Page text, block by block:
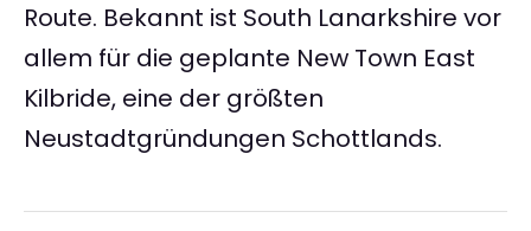
Route. Bekannt ist South Lanarkshire vor
allem für die geplante New Town East
Kilbride, eine der größten
Neustadtgründungen Schottlands.